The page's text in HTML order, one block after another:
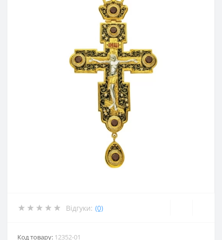
Відгуки: (0)
Код товару: 12352-01